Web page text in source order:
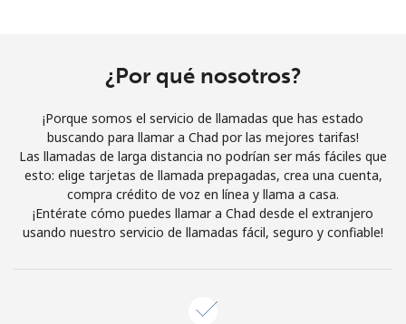
Únete
¡Hola!
Inicia sesión oREGÍSTRATE →
¿Por qué nosotros?
¡Porque somos el servicio de llamadas que has estado
buscando para llamar a Chad por las mejores tarifas!
Las llamadas de larga distancia no podrían ser más fáciles que
esto: elige tarjetas de llamada prepagadas, crea una cuenta,
compra crédito de voz en línea y llama a casa.
¡Entérate cómo puedes llamar a Chad desde el extranjero
usando nuestro servicio de llamadas fácil, seguro y confiable!